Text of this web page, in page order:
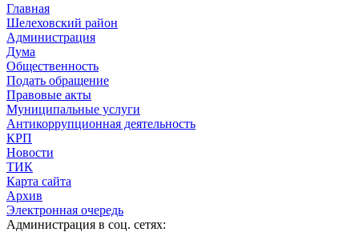
Главная
Шелеховский район
Администрация
Дума
Общественность
Подать обращение
Правовые акты
Муниципальные услуги
Антикоррупционная деятельность
КРП
Новости
ТИК
Карта сайта
Архив
Электронная очередь
Администрация в соц. сетях: